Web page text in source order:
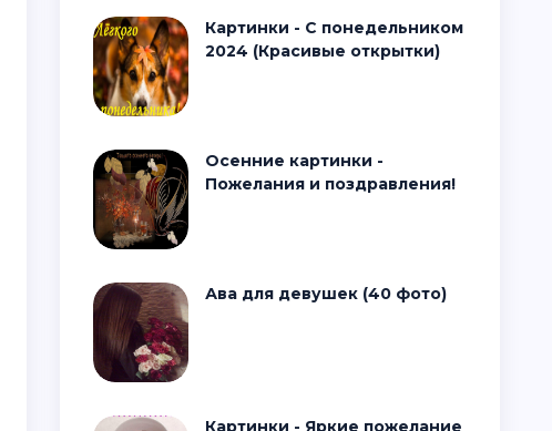
Картинки - С понедельником
2024 (Красивые открытки)
Осенние картинки -
Пожелания и поздравления!
Ава для девушек (40 фото)
Картинки - Яркие пожелание